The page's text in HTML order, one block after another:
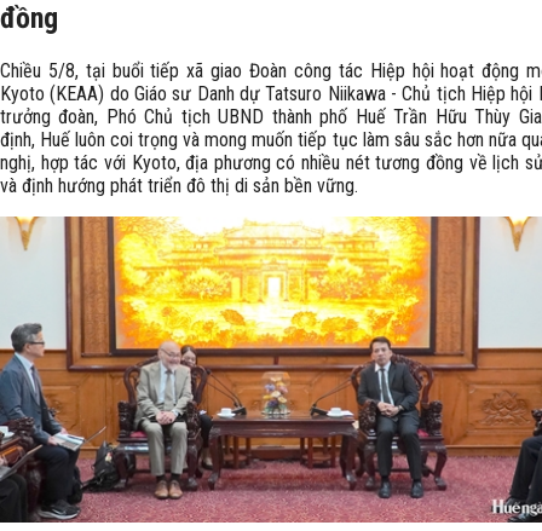
đồng
Chiều 5/8, tại buổi tiếp xã giao Đoàn công tác Hiệp hội hoạt động
Kyoto (KEAA) do Giáo sư Danh dự Tatsuro Niikawa - Chủ tịch Hiệp hội
trưởng đoàn, Phó Chủ tịch UBND thành phố Huế Trần Hữu Thùy
định, Huế luôn coi trọng và mong muốn tiếp tục làm sâu sắc hơn nữa
nghị, hợp tác với Kyoto, địa phương có nhiều nét tương đồng về lịch
và định hướng phát triển đô thị di sản bền vững.